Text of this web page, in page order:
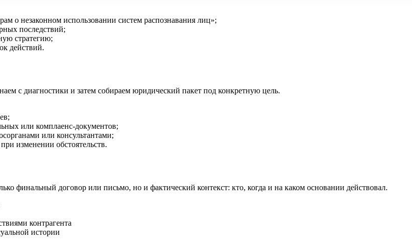
о незаконном использовании систем распознавания лиц»;
последствий;
стратегию;
действий.
с диагностики и затем собираем юридический пакет под конкретную цель.
или комплаенс-документов;
или консультантами;
изменении обстоятельств.
финальный договор или письмо, но и фактический контекст: кто, когда и на каком основании действовал.
контрагента
истории